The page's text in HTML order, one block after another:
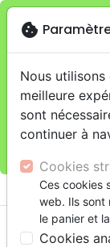
Je veux
warningCette
magasin.
Pour les
commandes
cookie
Nous
meilleure
sont
continuer à
Cookies
Ces cookies
web. Ils sont
le panier et
Cookies